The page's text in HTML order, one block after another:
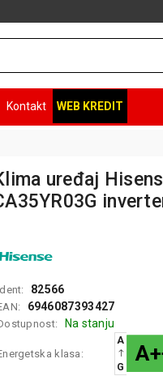
Kontakt WEB KREDIT
uređaj
82566
6946087393427
Na stanju
klasa:
A
G